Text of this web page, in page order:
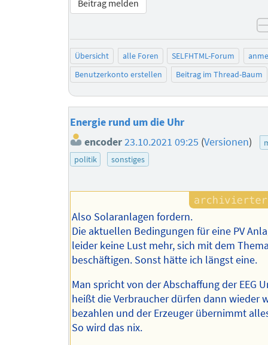
Beitrag melden
Übersicht alle Foren SELFHTML-Forum
Benutzerkonto erstellen
Beitrag im Thread-Baum
Energie rund um die Uhr
encoder23.10.2021 09:25 (Versionen)
politik
sonstiges
Also Solaranlagen fordern.
Die aktuellen Bedingungen für eine PV
leider keine Lust mehr, sich mit dem
beschäftigen. Sonst hätte ich längst eine.
Man spricht von der Abschaffung der EEG
heißt die Verbraucher dürfen dann wieder
bezahlen und der Erzeuger übernimmt
So wird das nix.